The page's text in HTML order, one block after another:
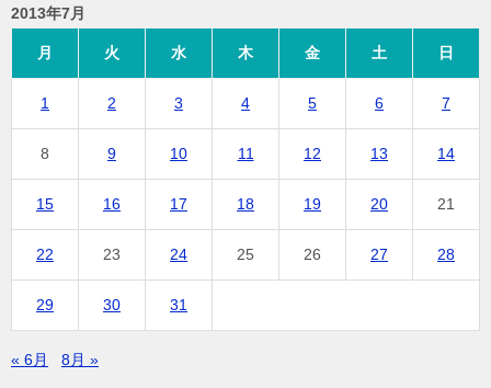
2013年7月
月 火 水 木 金 土 日
1 2 3 4 5 6 7
8 9 10 11 12 13 14
15 16 17 18 19 20 21
22 23 24 25 26 27 28
29 30 31
« 6月 8月 »